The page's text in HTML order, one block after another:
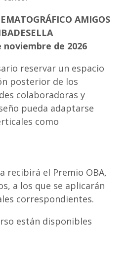
AMIGOS
noviembre de 2026
reservar un espacio
posterior de los
colaboradoras y
pueda adaptarse
como
recibirá el Premio OBA,
a los que se aplicarán
correspondientes.
están disponibles